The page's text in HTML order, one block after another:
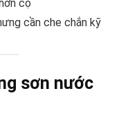
cọ
cần che chắn kỹ
sơn nước